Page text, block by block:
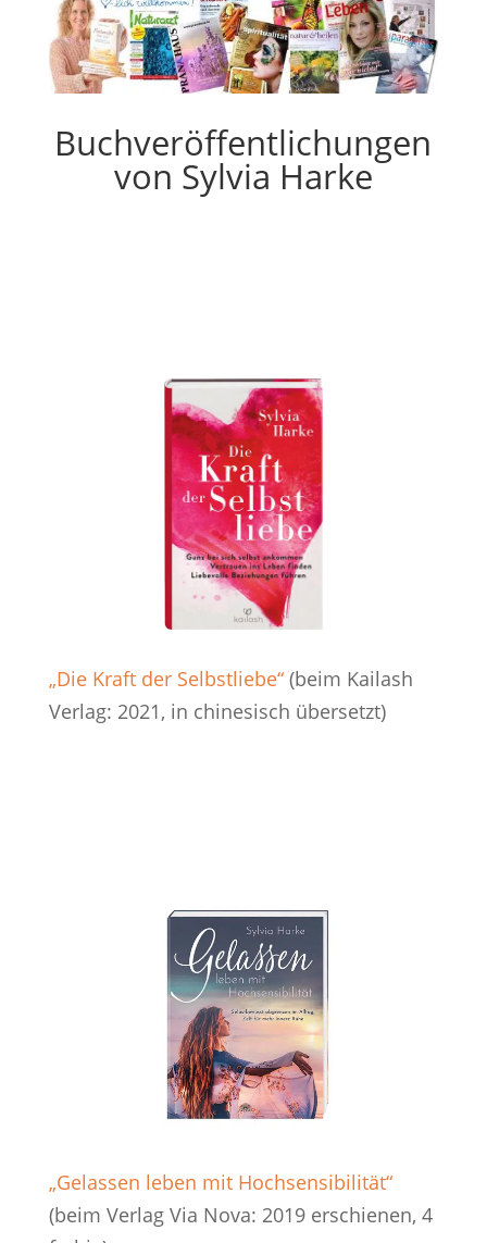
Buchveröffentlichungen
von Sylvia Harke
„Die Kraft der Selbstliebe“(beim Kailash
Verlag: 2021, in chinesisch übersetzt)
„Gelassen leben mit Hochsensibilität“
(beim Verlag Via Nova: 2019 erschienen, 4